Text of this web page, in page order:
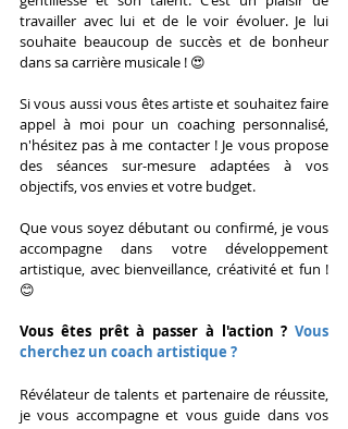
travailler avec lui et de le voir évoluer. Je lui
souhaite beaucoup de succès et de bonheur
dans sa carrière musicale ! 😍
Si vous aussi vous êtes artiste et souhaitez faire
appel à moi pour un coaching personnalisé,
n'hésitez pas à me contacter ! Je vous propose
des séances sur-mesure adaptées à vos
objectifs, vos envies et votre budget.
Que vous soyez débutant ou confirmé, je vous
accompagne dans votre développement
artistique, avec bienveillance, créativité et fun !
😊
Vous êtes prêt à passer à l'action ? Vous
cherchez un coach artistique ?
​Révélateur de talents et partenaire de réussite,
je vous accompagne et vous guide dans vos